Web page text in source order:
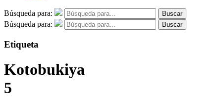
Búsqueda para: Buscar
Búsqueda para: Buscar
Etiqueta
Kotobukiya
5